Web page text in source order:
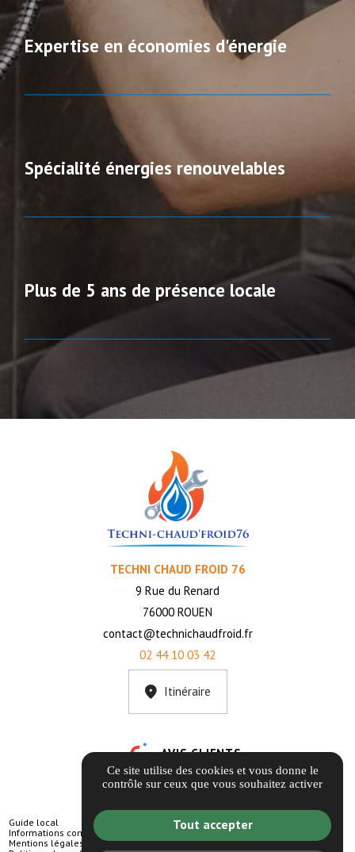
Expertise en économies d'énergie
Spécialité énergies renouvelables
Plus de 5 ans de présence locale
TECHNI CHAUD FROID 76
9 Rue du Renard
76000 ROUEN
contact@technichaudfroid.fr
02 44 10 03 42
Itinéraire
AVIS CLIENTS
Guide local
Informations complémentaires
Mentions légales
Ce site utilise des cookies et vous donne le
contrôle sur ceux que vous souhaitez activer
Tout accepter